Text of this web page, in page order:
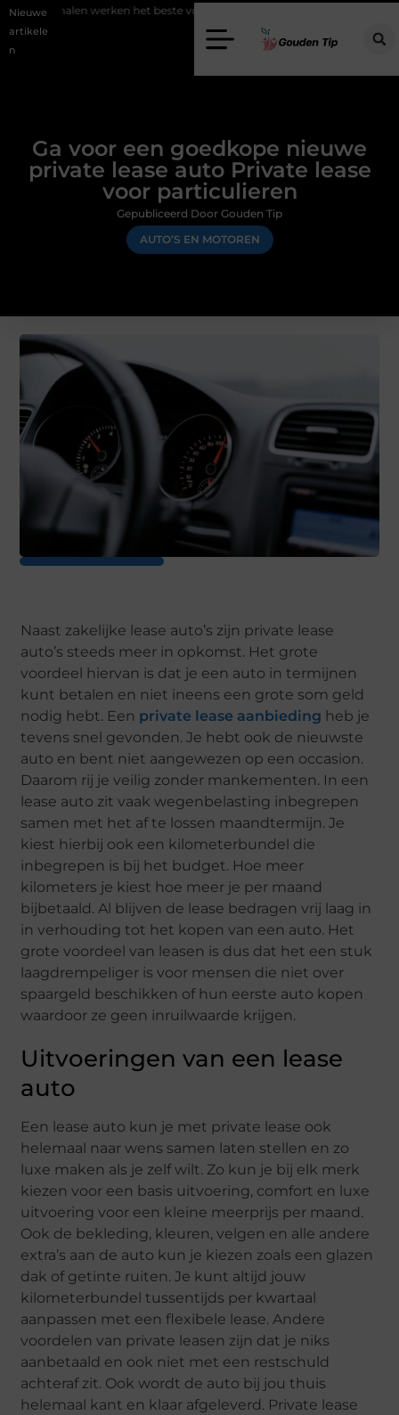
Nieuwe
artikele
n
het beste voor vastgoedmarketing?
Ga voor een goedkope nieuwe
private lease auto Private lease
voor particulieren
AUTO’S EN MOTOREN
Gepubliceerd Door Gouden Tip
Naast zakelijke lease auto’s zijn private lease
auto’s steeds meer in opkomst. Het grote
voordeel hiervan is dat je een auto in termijnen
kunt betalen en niet ineens een grote som geld
nodig hebt. Een private lease aanbieding heb je
tevens snel gevonden. Je hebt ook de nieuwste
auto en bent niet aangewezen op een occasion.
Daarom rij je veilig zonder mankementen. In een
lease auto zit vaak wegenbelasting inbegrepen
samen met het af te lossen maandtermijn. Je
kiest hierbij ook een kilometerbundel die
inbegrepen is bij het budget. Hoe meer
kilometers je kiest hoe meer je per maand
bijbetaald. Al blijven de lease bedragen vrij laag in
in verhouding tot het kopen van een auto. Het
grote voordeel van leasen is dus dat het een stuk
laagdrempeliger is voor mensen die niet over
spaargeld beschikken of hun eerste auto kopen
waardoor ze geen inruilwaarde krijgen.
Uitvoeringen van een lease
auto
Een lease auto kun je met private lease ook
helemaal naar wens samen laten stellen en zo
luxe maken als je zelf wilt. Zo kun je bij elk merk
kiezen voor een basis uitvoering, comfort en luxe
uitvoering voor een kleine meerprijs per maand.
Ook de bekleding, kleuren, velgen en alle andere
extra’s aan de auto kun je kiezen zoals een glazen
dak of getinte ruiten. Je kunt altijd jouw
kilometerbundel tussentijds per kwartaal
aanpassen met een flexibele lease. Andere
voordelen van private leasen zijn dat je niks
aanbetaald en ook niet met een restschuld
achteraf zit. Ook wordt de auto bij jou thuis
helemaal kant en klaar afgeleverd. Private lease